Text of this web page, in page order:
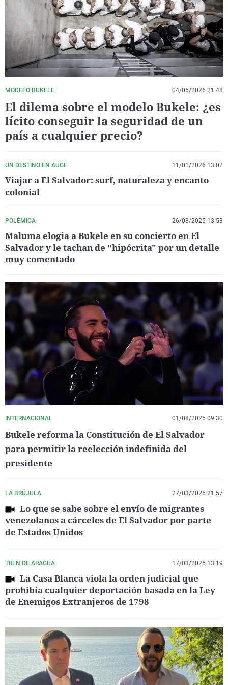
La rosa de los vientos
Gente viajera
Como el perro y el
Caso
Retornados
Equipo de
Operación Viuda
Extremadura
Galicia
La Rioja
Navarra
País Vasco
Virales
Televisión
Elecciones
MODELO BUKELE 04/05/2026 21:48
El dilema sobre el modelo Bukele: ¿es
lícito conseguir la seguridad de un
país a cualquier precio?
UN DESTINO EN AUGE 11/01/2026 13:02
Viajar a El Salvador: surf, naturaleza y encanto
colonial
POLÉMICA 26/08/2025 13:53
Maluma elogia a Bukele en su concierto en El
Salvador y le tachan de "hipócrita" por un detalle
muy comentado
INTERNACIONAL 01/08/2025 09:30
Bukele reforma la Constitución de El Salvador
para permitir la reelección indefinida del
presidente
LA BRÚJULA 27/03/2025 21:57
Lo que se sabe sobre el envío de migrantes
venezolanos a cárceles de El Salvador por parte
de Estados Unidos
TREN DE ARAGUA 17/03/2025 13:19
La Casa Blanca viola la orden judicial que
prohibía cualquier deportación basada en la Ley
de Enemigos Extranjeros de 1798